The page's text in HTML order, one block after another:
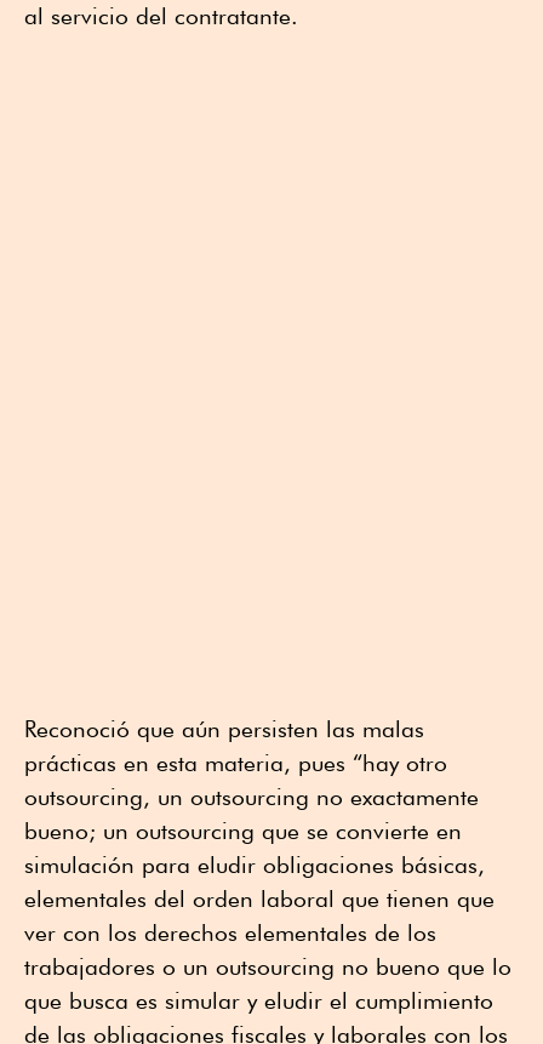
al servicio del contratante.
Reconoció que aún persisten las malas
prácticas en esta materia, pues “hay otro
outsourcing, un outsourcing no exactamente
bueno; un outsourcing que se convierte en
simulación para eludir obligaciones básicas,
elementales del orden laboral que tienen que
ver con los derechos elementales de los
trabajadores o un outsourcing no bueno que lo
que busca es simular y eludir el cumplimiento
de las obligaciones fiscales y laborales con los